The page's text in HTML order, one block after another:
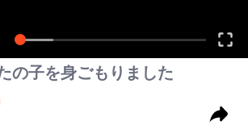
の子を身ごもりました